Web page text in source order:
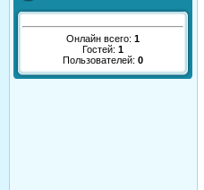
Онлайн всего: 1
Гостей: 1
Пользователей: 0